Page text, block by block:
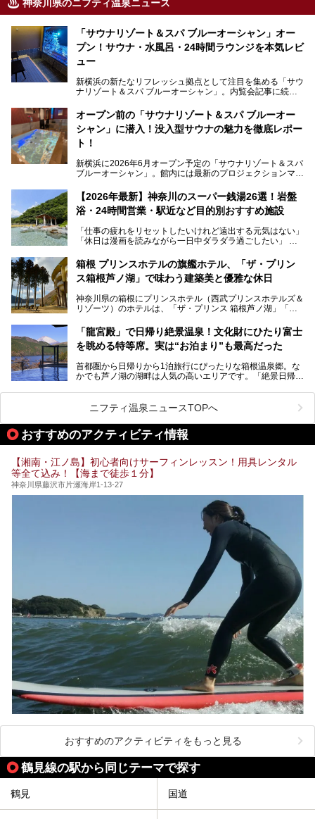
神奈川県のニフティ温泉ニュース
「サウナリゾート＆スパ ブルーオーシャン」オー
プン！サウナ・水風呂・24時間ラウンジを本気レビ
ュー
新横浜の新たなリフレッシュ拠点として注目を集める「サウ
ナリゾート＆スパ ブルーオーシャン」。内覧会記事に続
す。サウナや水風呂の気持ちよさはもちろん、リラックスス
ペースの過ごしやすさまで徹底チェック。新横浜エリアで日
常の疲れをリセットしたい人、ライブやスポーツ観戦遠征組
は必見です。
オープン前の「サウナリゾート＆スパ ブルーオー
シャン」に潜入！没入型サウナの魅力を徹底レポー
ト！
新横浜に2026年6月オープン予定の「サウナリゾート＆スパ
ブルーオーシャン」。館内には最新のプロジェクションマッ
的な“没入感（イマーシブ）”を体験できます。
今回は、そんな大注目の施設に一足先にお邪魔し、その全貌
を見学させていただきました！
サウナ室の中に咲き誇る桜、魚たちが泳ぐ水風呂、そしてバ
リのビーチを思わせる休憩スペース…。驚きの連続だった館
内の様子をレポートします！
【2026年最新】神奈川のスーパー銭湯26選！岩盤
浴・24時間営業・駅近など目的別おすすめ施設
「仕事の疲れをリセットしたいけれど遠出する元気はない」
「休日は漫画を読みながら一日中ダラダラ過ごしたい」
たい」
そんな「癒やされたい」という願いを叶えてくれるのが、神
神奈川県には、サウナや岩盤浴、一日中遊べるエンタメ施設
など、“非日常”を味わえるスーパー銭湯が数多く揃っていま
う」という人も多いはず。
そこで今回は、神奈川県内の人気施設26選を「安さ」「岩
業」「駅近」など、目的別に厳選して紹介します。
今の気分にぴったりの施設を見つけて、最高のリフレッシュ
箱根 プリンスホテルの旗艦ホテル、「ザ・プリン
ス箱根芦ノ湖」で味わう建築美と優雅な休日
神奈川県の箱根にプリンスホテル（西武プリンスホテルズ＆
リゾーツ）のホテルは、「ザ・プリンス 箱根芦ノ湖」「芦
「箱根仙石原プリンスホテル」と4軒あり、今回ご紹介する
「ザ・プリンス 箱根芦ノ湖」は、その中でもフラッグシッ
プ（旗艦）に位置づけられる特別なホテルです。
昭和の日本を代表する建築家の一人、村野藤吾が芦ノ湖の畔
に建てた桃源郷のようなホテルがここ。自家源泉の温泉や、
提供元：株式会社西武・プリンスホテルズワールドワイド
【PR】
この記事はザ・プリンス 箱根芦ノ湖のPR記事です。
「龍宮殿」で日帰り絶景温泉！文化財にひたり富士
を眺める特等席。実は“お泊まり”も最高だった
首都圏から日帰りから1泊旅行にぴったりな箱根温泉郷。な
かでも芦ノ湖の湖畔は人気の高いエリアです。「絶景日帰り
が楽しめるまさに眺望自慢の日帰り温泉。
そしてここは全24室の「箱根 芦ノ湖畔蛸川温泉 龍宮殿」と
して宿泊もできます。宿泊者は「龍宮殿本館」の営業時間に
加えて、朝6時からの宿泊者専用時間帯にも「龍宮殿本館」
のお風呂が利用できます。
今回は日帰り温泉としての「絶景日帰り温泉 龍宮殿本館
（以下、龍宮殿本館）」と、旅館としての「箱根 芦ノ湖畔
蛸川温泉 龍宮殿（以下、龍宮殿）」の両方の魅力をたっぷ
りお伝えします！
ここは箱根神社、九頭龍神社、白龍神社、箱根元宮と箱根の
4つの神社に囲まれたパワースポットです。
提供元：株式会社西武・プリンスホテルズワールドワイド
この記事は箱根 芦ノ湖畔蛸川温泉 龍宮殿のPR記事です。
ニフティ温泉ニュースTOPへ
おすすめのアクティビティ情報
【湘南・江ノ島】初心者向けサーフィンレッスン！用具レンタル
等全て込み！【海まで徒歩１分】
神奈川県藤沢市片瀬海岸1-13-27
おすすめのアクティビティをもっと見る
鶴見線の駅から同じテーマで探す
鶴見 国道